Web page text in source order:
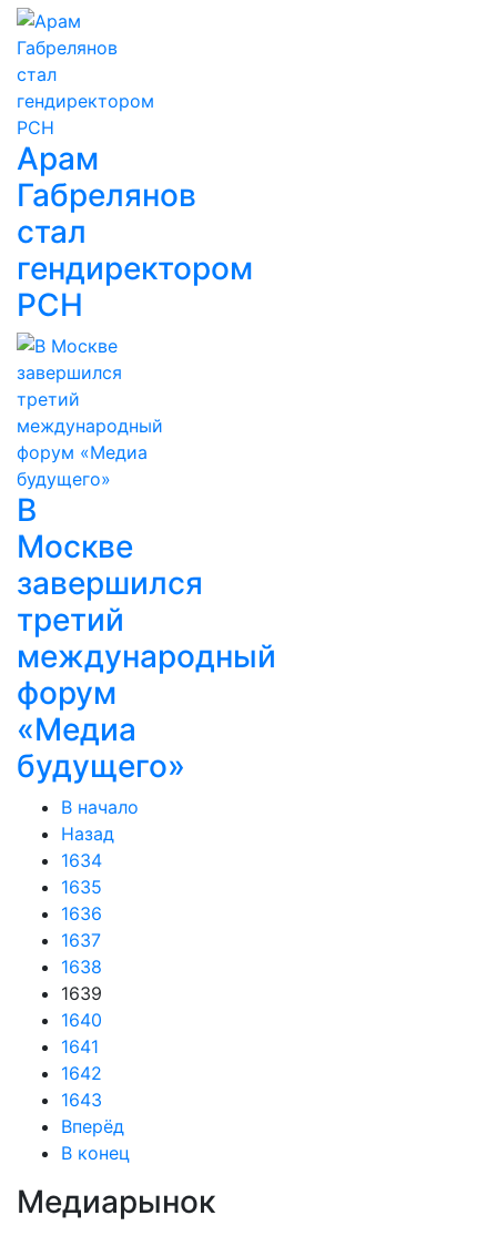
Арам
Габрелянов
стал
гендиректором
РСН
В
Москве
завершился
третий
международный
форум
«Медиа
будущего»
В начало
Назад
1634
1635
1636
1637
1638
1639
1640
1641
1642
1643
Вперёд
В конец
Медиарынок